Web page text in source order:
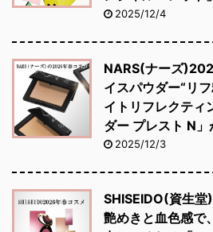
2025/12/4
NARS(ナーズ
イスパウダー“リ
イトリフレクティ
ダー プレスト N」
2025/12/3
SHISEIDO(資生
艶めきと血色感で